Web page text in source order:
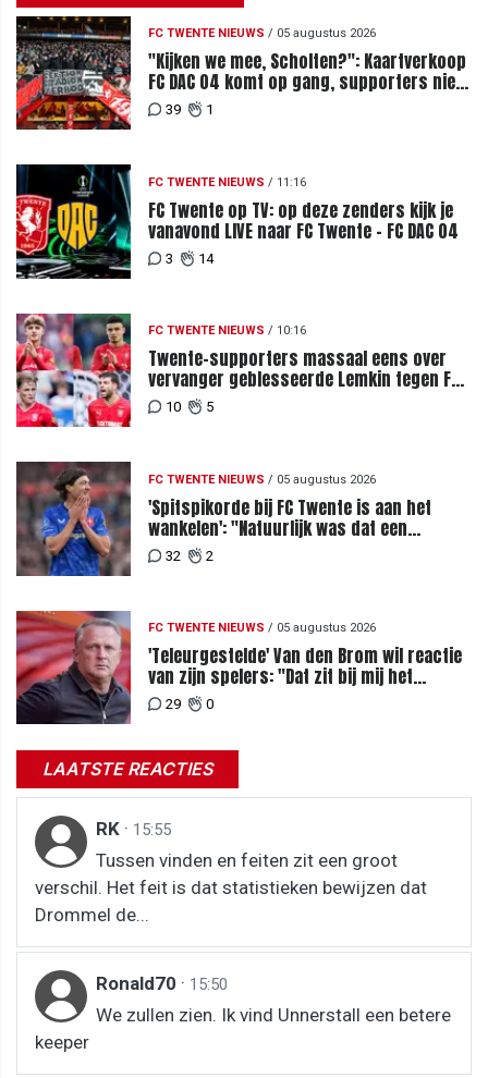
FC TWENTE NIEUWS / 05 augustus 2026
"Kijken we mee, Scholten?": Kaartverkoop
FC DAC 04 komt op gang, supporters niet
blij met ticketprijzen
39 1
FC TWENTE NIEUWS / 11:16
FC Twente op TV: op deze zenders kijk je
vanavond LIVE naar FC Twente - FC DAC 04
3 14
FC TWENTE NIEUWS / 10:16
Twente-supporters massaal eens over
vervanger geblesseerde Lemkin tegen FC
DAC 04
10 5
FC TWENTE NIEUWS / 05 augustus 2026
'Spitspikorde bij FC Twente is aan het
wankelen': "Natuurlijk was dat een
signaal"
32 2
FC TWENTE NIEUWS / 05 augustus 2026
'Teleurgestelde' Van den Brom wil reactie
van zijn spelers: "Dat zit bij mij het
meeste diep"
29 0
LAATSTE REACTIES
RK · 15:55
Tussen vinden en feiten zit een groot
verschil. Het feit is dat statistieken bewijzen dat
Drommel de...
Ronald70 · 15:50
We zullen zien. Ik vind Unnerstall een betere
keeper